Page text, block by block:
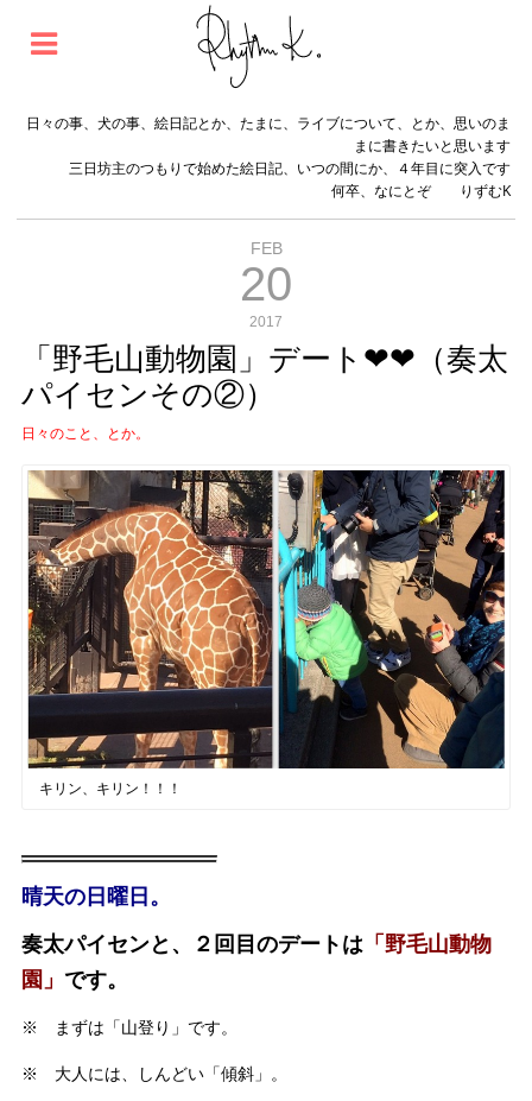
日々の事、犬の事、絵日記とか、たまに、ライブについて、とか、思いのま
まに書きたいと思います
三日坊主のつもりで始めた絵日記、いつの間にか、４年目に突入です
何卒、なにとぞ りずむK
FEB
20
2017
「野毛山動物園」デート❤︎❤︎（奏太
パイセンその②）
日々のこと、とか。
キリン、キリン！！！
晴天の日曜日。
奏太パイセンと、２回目のデートは 「野毛山動物
園」 です。
※ まずは「山登り」です。
※ 大人には、しんどい「傾斜」。